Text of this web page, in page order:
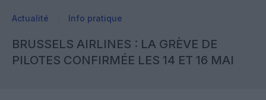
Actualité Info pratique
BRUSSELS AIRLINES : LA GRÈVE DE
PILOTES CONFIRMÉE LES 14 ET 16 MAI